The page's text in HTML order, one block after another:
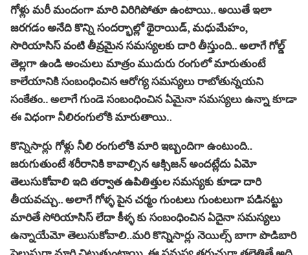
గోళ్లు మరీ మందంగా మారి విరిగిపోతూ ఉంటాయి.. అయితే ఇలా
జరగడం అనేది కొన్ని సందర్భాల్లో థైరాయిడ్, మధుమేహం,
సొరియాసిస్ వంటి తీవ్రమైన సమస్యలకు దారి తీస్తుంది.. అలాగే గోల్డ్
తెల్లగా ఉండి అంచులు మాత్రం ముదురు రంగులో మారుతుంటే
కాలేయానికి సంబంధించిన ఆరోగ్య సమస్యలు రాబోతున్నయని
సంకేతం.. అలాగే గుండె సంబంధించిన ఏమైనా సమస్యలు ఉన్నా కూడా
ఈ విధంగా నీలిరంగులోకి మారుతాయి..
కొన్నిసార్లు గోళ్లు నీలి రంగులోకి మారి ఇబ్బందిగా ఉంటుంది..
జరుగుతుంటే శరీరానికి కావాల్సిన ఆక్సిజన్ అందట్లేదు ఏమో
తెలుసుకోవాలి ఇది తర్వాత ఉపితిత్తుల సమస్యకు కూడా దారి
తీయవచ్చు.. అలాగే గోళ్ళ పైన చర్మం గుంటలు గుంటలుగా పడినట్టు
మారితే సోరియాసిస్ లేదా కీళ్ళ కు సంబంధించిన ఏదైనా సమస్యలు
ఉన్నాయేమో తెలుసుకోవాలి..మరి కొన్నిసార్లు నెయిల్స్ బాగా పొడిబారి